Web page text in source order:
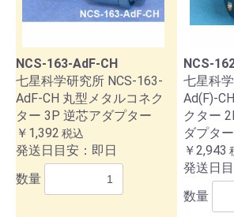
NCS-163-AdF-CH
七星科学研究所 NCS-163-
AdF-CH 丸型メタルコネク
ター 3P 逆芯アダプター
￥1,392 税込
発送日目安：即日
数量
NCS-
七星科
Ad(F)-
クター
ダプター
￥2,943
発送日
数量